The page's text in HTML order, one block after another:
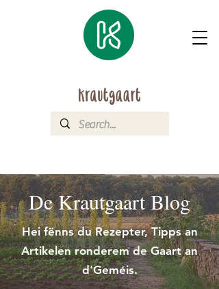
De Krautgaart Blog
Hei fënns du Rezepter, Tipps an
Artikelen ronderem de Gaart an
d'Geméis.